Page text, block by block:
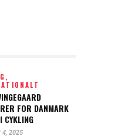
FOR DANMARK
CYKLING
4, 2025